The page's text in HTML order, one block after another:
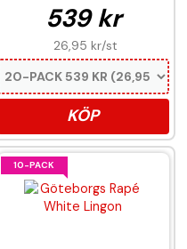
539 kr
26,95 kr/st
KÖP
10-PACK